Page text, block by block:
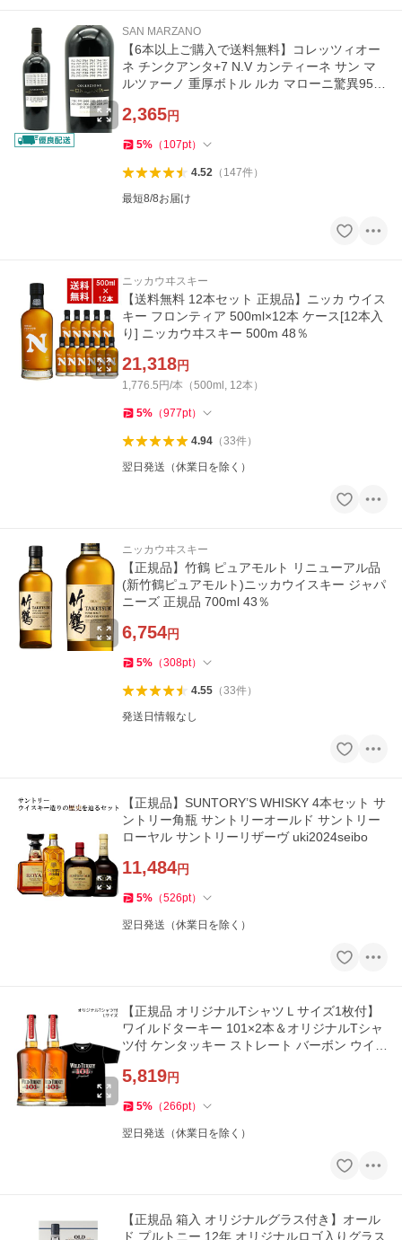
SAN MARZANO
【6本以上ご購入で送料無料】コレッツィオー
ネ チンクアンタ+7 N.V カンティーネ サン マ
ルツァーノ 重厚ボトル ルカ マローニ驚異95点
2,365円
5% （ 107pt）
4.52（ 147件）
最短8/8お届け
ニッカウヰスキー
【送料無料 12本セット 正規品】ニッカ ウイス
キー フロンティア 500ml×12本 ケース[12本入
り] ニッカウヰスキー 500m 48％
21,318円
1,776.5円/本（500ml, 12本）
5% （977pt）
4.94（33件）
翌日発送（休業日を除く）
ニッカウヰスキー
【正規品】竹鶴 ピュアモルト リニューアル品
(新竹鶴ピュアモルト)ニッカウイスキー ジャパ
ニーズ 正規品 700ml 43％
6,754円
5% （308pt）
4.55（33件）
発送日情報なし
【正規品】SUNTORY’S WHISKY 4本セット サ
ントリー角瓶 サントリーオールド サントリー
ローヤル サントリーリザーヴ uki2024seibo
11,484円
5% （526pt）
翌日発送（休業日を除く）
【正規品 オリジナルTシャツＬサイズ1枚付】
ワイルドターキー 101×2本＆オリジナルTシャ
ツ付 ケンタッキー ストレート バーボン ウイス
5,819円
5% （266pt）
翌日発送（休業日を除く）
【正規品 箱入 オリジナルグラス付き】オール
ド プルトニー 12年 オリジナルロゴ入りグラス